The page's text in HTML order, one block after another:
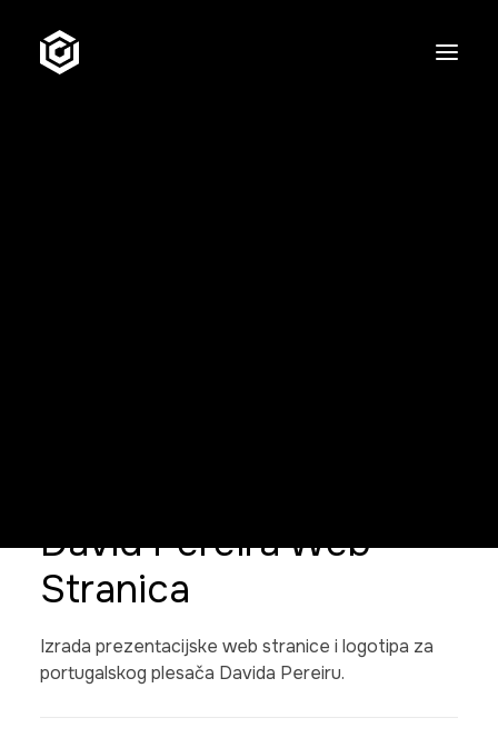
David Pereira Web
Stranica
Izrada prezentacijske web stranice i logotipa za
portugalskog plesača Davida Pereiru.